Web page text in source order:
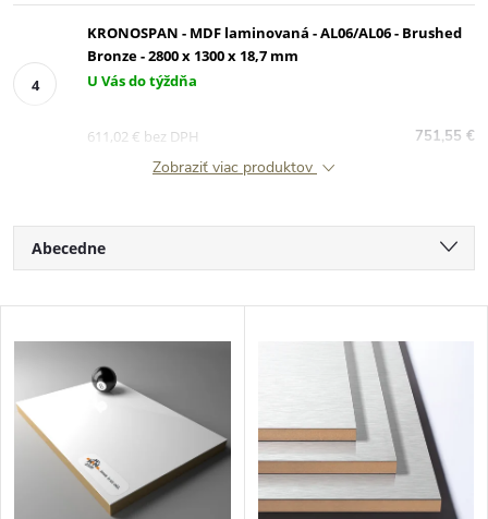
KRONOSPAN - MDF laminovaná - AL06/AL06 - Brushed
Bronze - 2800 x 1300 x 18,7 mm
U Vás do týždňa
751,55 €
611,02 € bez DPH
Zobraziť viac produktov
R
a
d
e
Abecedne
Najpredávanejšie
V
ý
p